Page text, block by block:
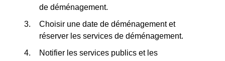
de déménagement.
Choisir une date de déménagement et
réserver les services de déménagement.
Notifier les services publics et les